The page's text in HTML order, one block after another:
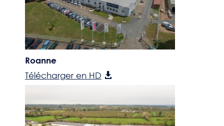
Roanne
Télécharger en HD